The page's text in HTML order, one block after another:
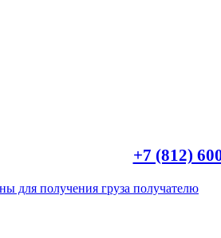
+7 (812)